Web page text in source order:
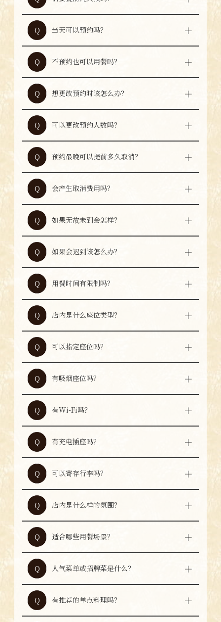
A
Q
当天可以预约吗？
A
Q
不预约也可以用餐吗？
A
Q
想更改预约时该怎么办？
A
如需更改预约内容，建议通过电话联系本店，
以便更顺利地处理。
Q
可以更改预约人数吗？
A
可以。如需更改人数，请尽早通过电话联系本
店。
Q
预约最晚可以提前多久取消？
A
Q
会产生取消费用吗？
A
Q
如果无故未到会怎样？
A
无故未到会影响其他客人的安排。可能会收取
Q
如果会迟到该怎么办？
A
如会迟到，请通过电话联系本店。若未联系且
迟到超过15分钟，预约可能会被自动取消。
Q
用餐时间有限制吗？
A
根据店内拥挤情况，可能会采用2小时制，敬
请理解。
Q
店内是什么座位类型？
A
Q
可以指定座位吗？
A
可以提出座位希望，但根据其他预约情况，可
能无法完全满足。
Q
有吸烟座位吗？
A
Q
有Wi-Fi吗？
A
Q
有充电插座吗？
A
座位处没有充电插座。如需充电，请咨询工作
人员。
Q
可以寄存行李吗？
A
可以寄存行李。但如发生遗失或损坏，本店无
法承担责任，贵重物品请自行保管。
Q
店内是什么样的氛围？
A
店内气氛热闹活泼，充满大阪风情。欢迎在此
度过愉快时光。
Q
适合哪些用餐场景？
A
不仅适合观光用餐，也适合朋友聚餐及各类宴
会。若有需求，欢迎咨询工作人员。
Q
人气菜单或招牌菜是什么？
A
经典串炸很受欢迎，此外大阪名物炖牛筋也很
受客人喜爱。
Q
有推荐的单点料理吗？
A
推荐小铁名物烤毛豆、亲鸡肉刺身风炙烧以及
炸鸡。